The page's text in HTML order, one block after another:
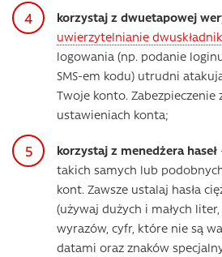
korzystaj z dwuetapowej
uwierzytelnianie
logowania (np. podanie
SMS-em kodu) utrudni
Twoje konto. Zabezpieczenie
ustawieniach konta;
korzystaj z menedżera haseł
takich samych lub
kont. Zawsze ustalaj hasła
(używaj dużych i małych
wyrazów, cyfr, które nie są
datami oraz znaków